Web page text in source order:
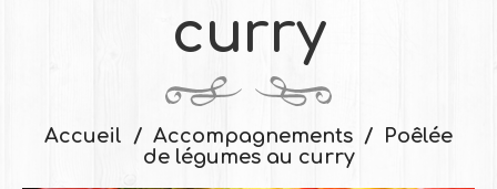
curry
Accueil Accompagnements
Poêlée
de légumes au curry